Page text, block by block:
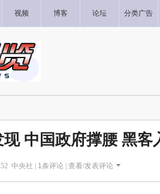
视频 博客 论坛 分类广告
现 中国政府撑腰 黑客
中央社 | 1条评论 | 查看/发表评论